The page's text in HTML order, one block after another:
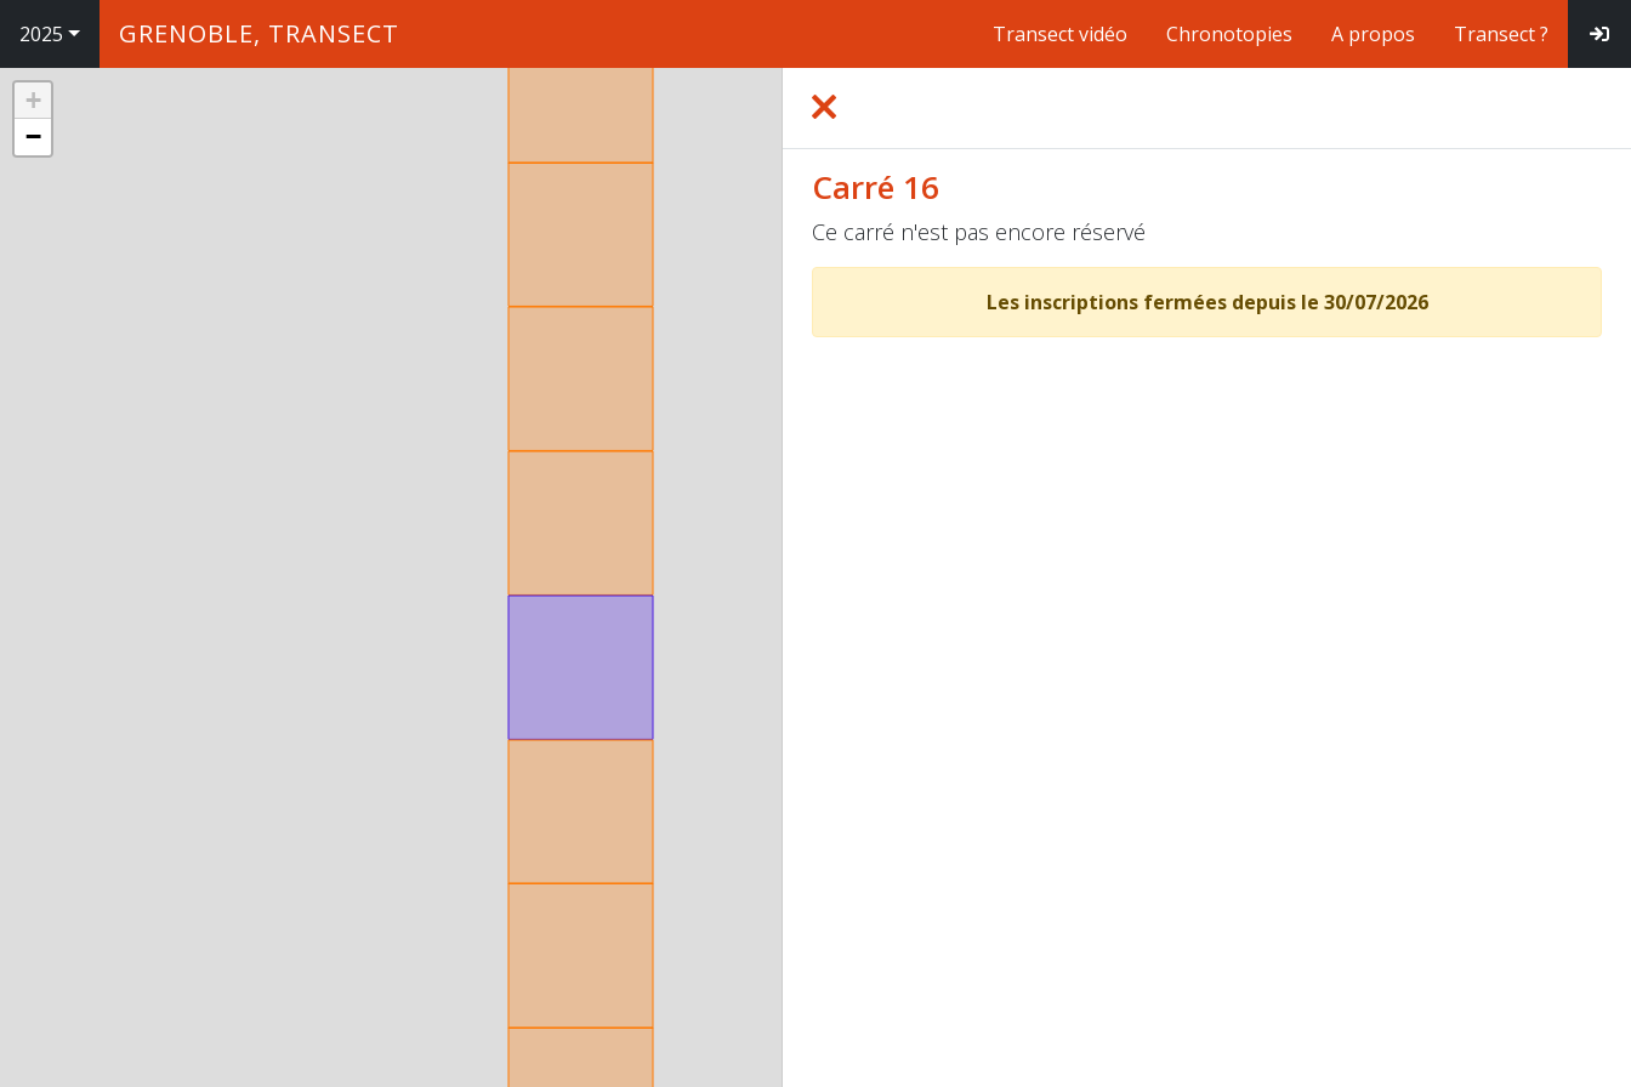
2025 GRENOBLE, TRANSECT Transect vidéo Chronotopies A propos Transect ?
+
−
Carré 16
Ce carré n'est pas encore réservé
Les inscriptions fermées depuis le 30/07/2026